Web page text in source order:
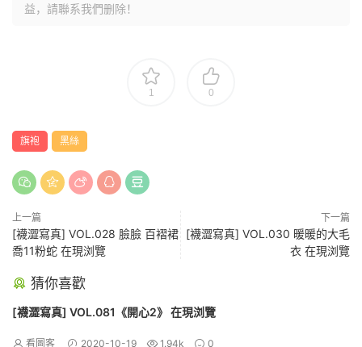
益，請聯系我們删除！
1 0
旗袍 黑絲
上一篇
[襪澀寫真] VOL.028 臉臉 百褶裙
喬11粉蛇 在現浏覽
下一篇
[襪澀寫真] VOL.030 暖暖的大毛
衣 在現浏覽
猜你喜歡
[襪澀寫真] VOL.081《開心2》 在現浏覽
看圖客 2020-10-19 1.94k 0